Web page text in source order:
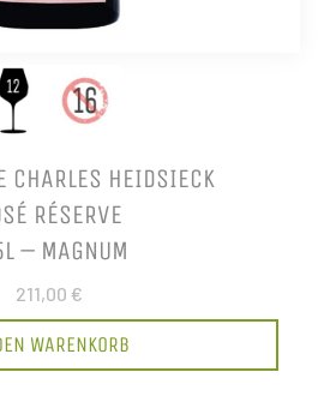
CHARLES HEIDSIECK
RÉSERVE
– MAGNUM
211,00 €
WARENKORB